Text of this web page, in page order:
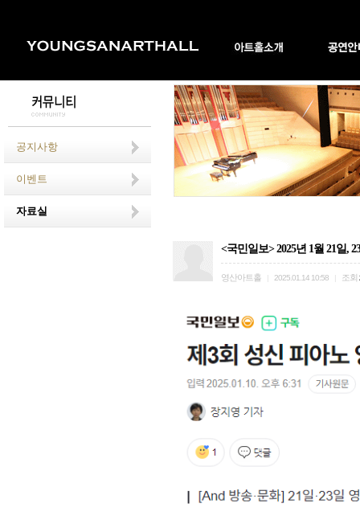
공지사항
이벤트
자료실
<국민일보> 2025년 1월 21일,
영산아트홀 2025.01.14 10:58 조회